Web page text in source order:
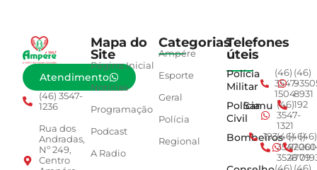
Atendimento
(46) 3547-
1236
Rua dos
Andradas,
Nº 249,
Centro
Mapa do
Site
Página Inicial
Notícias
Programação
Podcast
A Radio
Categorias
Ampére
Esporte
Geral
Polícia
Regional
Telefones
úteis
Polícia
Militar
(46)
3547-
1504
(46)
8931
Polícia
Civil
Samu (46)
3547-
1321
192
Bombeiros
193(46)
3547-
3528
(46)
4779
(46)